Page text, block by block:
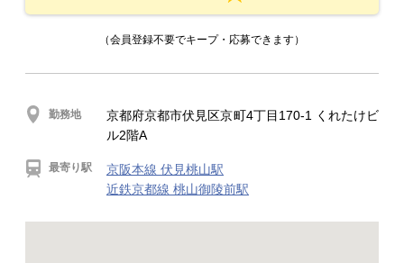
（会員登録不要でキープ・応募できます）
勤務地
京都府京都市伏見区京町4丁目170-1 くれたけビ
ル2階A
最寄り駅
京阪本線 伏見桃山駅
近鉄京都線 桃山御陵前駅